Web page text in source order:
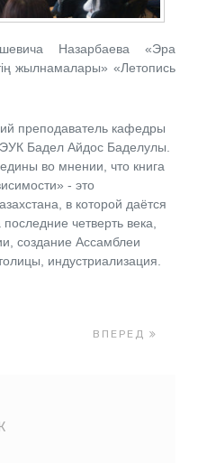
Назарбаева «Эра
жылнамалары» «Летопись
преподаватель кафедры
Бадел Айдос Баделулы.
во мнении, что книга
- это
в которой даётся
четверть века,
создание Ассамблеи
индустриализация.
ВПЕРЕД